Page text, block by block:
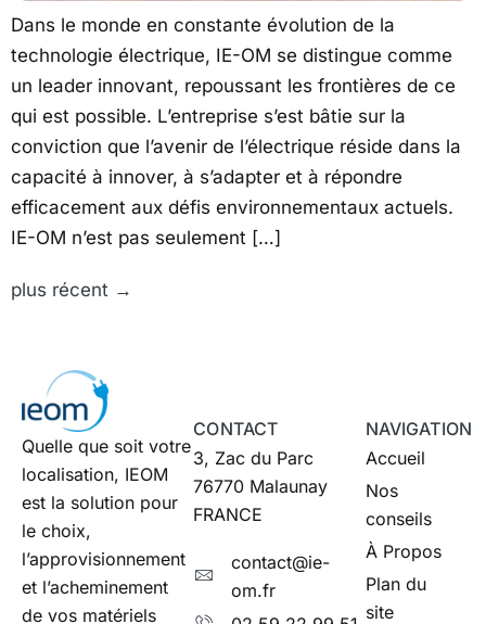
Dans le monde en constante évolution de la
technologie électrique, IE-OM se distingue comme
un leader innovant, repoussant les frontières de ce
qui est possible. L’entreprise s’est bâtie sur la
conviction que l’avenir de l’électrique réside dans la
capacité à innover, à s’adapter et à répondre
efficacement aux défis environnementaux actuels.
IE-OM n’est pas seulement […]
plus récent →
Quelle que soit votre
localisation, IEOM
est la solution pour
le choix,
l’approvisionnement
et l’acheminement
de vos matériels
CONTACT
3, Zac du Parc
76770 Malaunay
FRANCE
contact@ie-
om.fr
NAVIGATION
Accueil
Nos
conseils
À Propos
Plan du
site